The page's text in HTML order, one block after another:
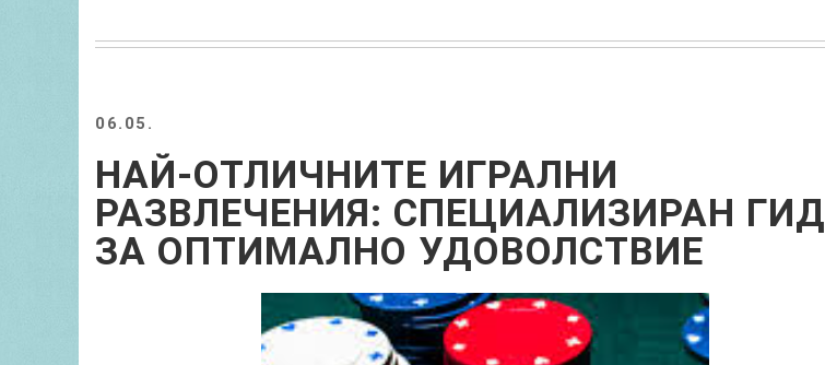
06.05.
НАЙ-ОТЛИЧНИТЕ ИГРАЛНИ
РАЗВЛЕЧЕНИЯ: СПЕЦИАЛИЗИРАН ГИД
ЗА ОПТИМАЛНО УДОВОЛСТВИЕ